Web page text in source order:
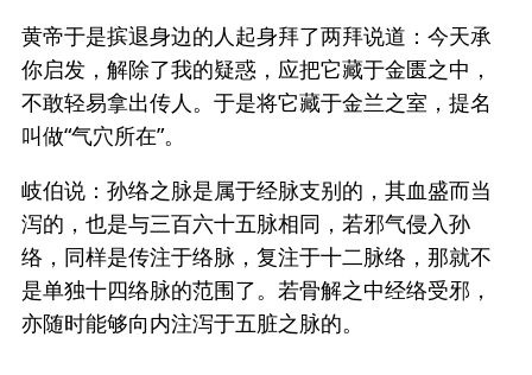
黄帝于是摈退身边的人起身拜了两拜说道：今天承
你启发，解除了我的疑惑，应把它藏于金匮之中，
不敢轻易拿出传人。于是将它藏于金兰之室，提名
叫做“气穴所在”。
岐伯说：孙络之脉是属于经脉支别的，其血盛而当
泻的，也是与三百六十五脉相同，若邪气侵入孙
络，同样是传注于络脉，复注于十二脉络，那就不
是单独十四络脉的范围了。若骨解之中经络受邪，
亦随时能够向内注泻于五脏之脉的。